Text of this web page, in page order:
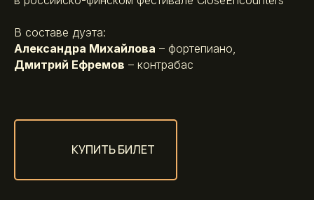
В составе дуэта:
Александра Михайлова – фортепиано,
Дмитрий Ефремов – контрабас
КУПИТЬ БИЛЕТ